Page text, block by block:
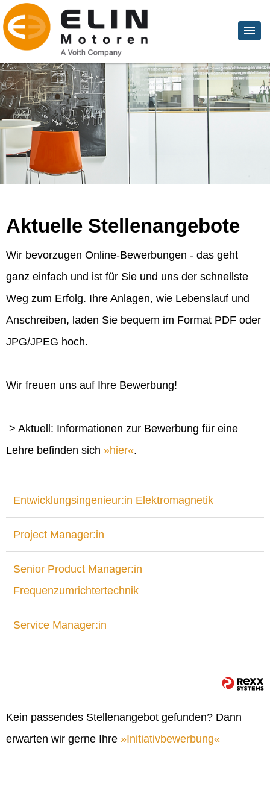
Aktuelle Stellenangebote
Wir bevorzugen Online-Bewerbungen - das geht
ganz einfach und ist für Sie und uns der schnellste
Weg zum Erfolg. Ihre Anlagen, wie Lebenslauf und
Anschreiben, laden Sie bequem im Format PDF oder
JPG/JPEG hoch.
Wir freuen uns auf Ihre Bewerbung!
> Aktuell: Informationen zur Bewerbung für eine
Lehre befinden sich
hier .
Entwicklungsingenieur:in Elektromagnetik
Project Manager:in
Senior Product Manager:in
Frequenzumrichtertechnik
Service Manager:in
Kein passendes Stellenangebot gefunden? Dann
erwarten wir gerne Ihre
Initiativbewerbung